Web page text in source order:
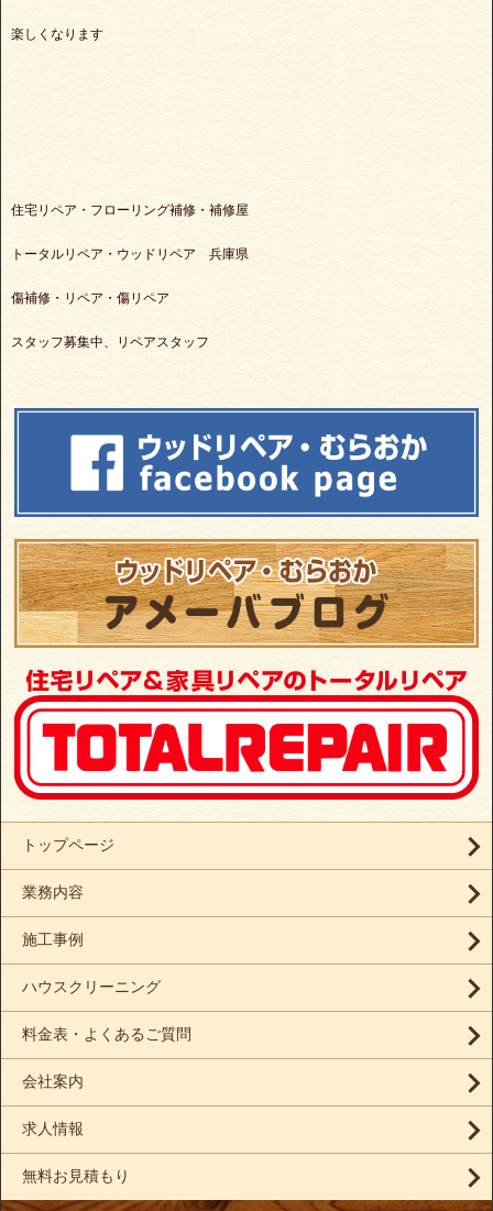
楽しくなります
住宅リペア・フローリング補修・補修屋
トータルリペア・ウッドリペア 兵庫県
傷補修・リペア・傷リペア
スタッフ募集中、リペアスタッフ
トップページ
業務内容
施工事例
ハウスクリーニング
料金表・よくあるご質問
会社案内
求人情報
無料お見積もり